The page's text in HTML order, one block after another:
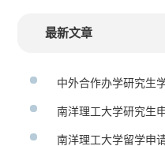
最新文章
中外合作办学研究生
南洋理工大学研究生
南洋理工大学留学申